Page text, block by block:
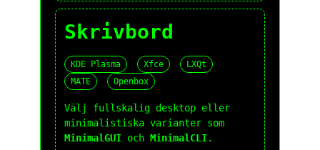
Skrivbord
KDE Plasma Xfce
LXQt
MATE
Openbox
Välj fullskalig desktop eller
minimalistiska varianter som
MinimalGUI och MinimalCLI.